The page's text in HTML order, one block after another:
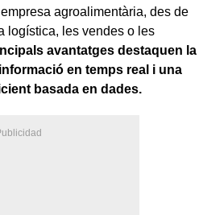
agroalimentària, des de
logística, les vendes o les
avantatges destaquen la
en temps real i una
basada en dades.